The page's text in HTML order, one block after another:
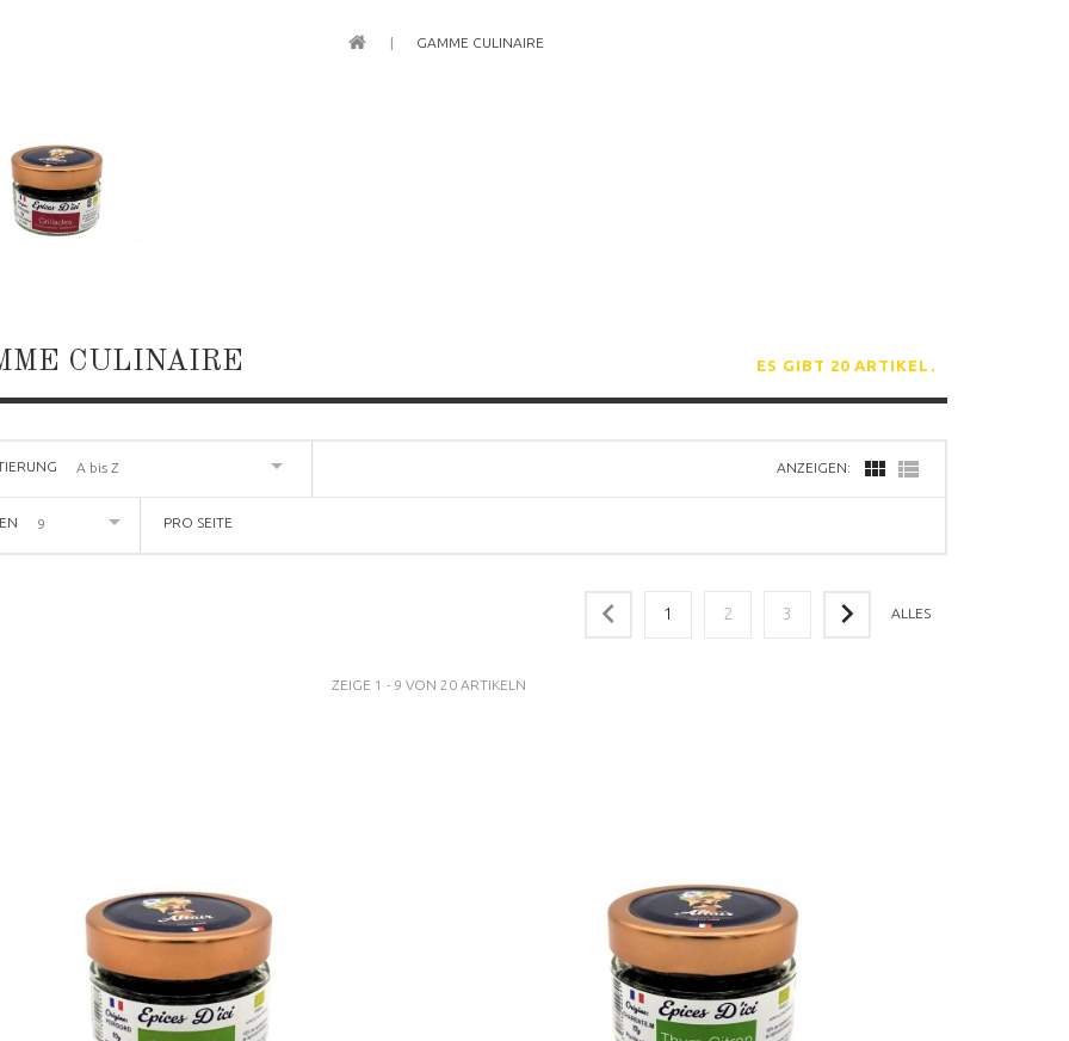
GAMME CULINAIRE
CULINAIRE ES GIBT 20 ARTIKEL.
ANZEIGEN:
A bis Z
9 PRO SEITE
ALLES
1 2 3
ZEIGE 1 - 9 VON 20 ARTIKELN